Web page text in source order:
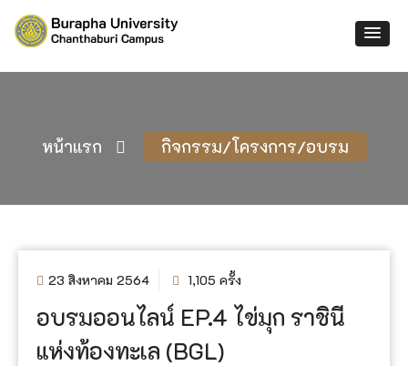
หน้าแรก กิจกรรม/โครงการ/อบรม
23 สิงหาคม 2564 1,105 ครั้ง
อบรมออนไลน์ EP.4 ไข่มุก ราชินี
แห่งท้องทะเล (BGL)